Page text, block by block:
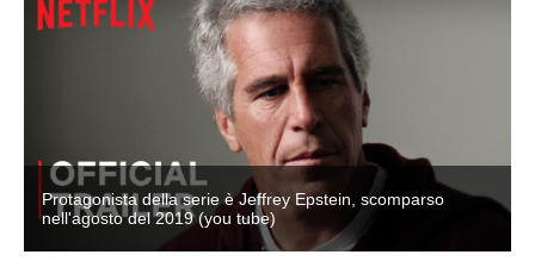
Protagonista della serie è Jeffrey Epstein, scomparso
nell'agosto del 2019 (you tube)